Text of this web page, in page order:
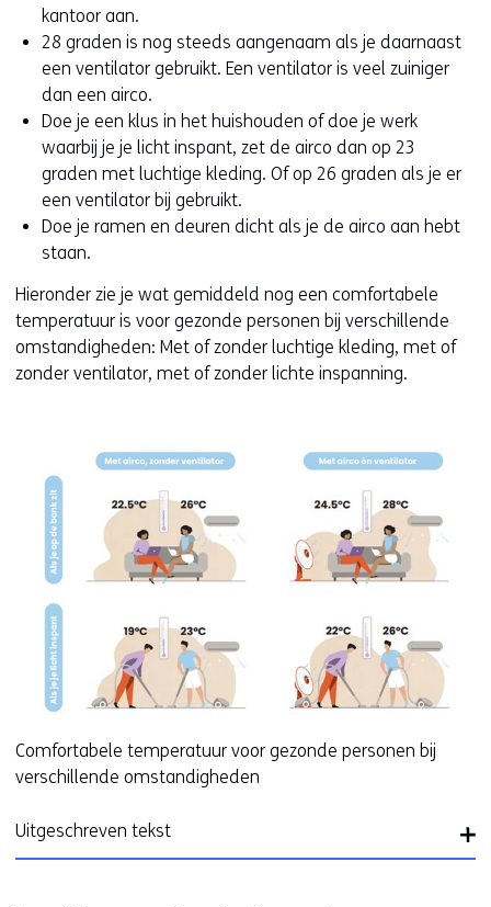
v
e
r
w
i
s
t
n
r
e
e
n
d
r
s
i
t
)
kantoor aan.
28 graden is nog steeds aangenaam als je daarnaast
een ventilator gebruikt. Een ventilator is veel zuiniger
dan een airco.
Doe je een klus in het huishouden of doe je werk
waarbij je je licht inspant, zet de airco dan op 23
graden met luchtige kleding. Of op 26 graden als je er
een ventilator bij gebruikt.
Doe je ramen en deuren dicht als je de airco aan hebt
staan.
Hieronder zie je wat gemiddeld nog een comfortabele
temperatuur is voor gezonde personen bij verschillende
omstandigheden: Met of zonder luchtige kleding, met of
zonder ventilator, met of zonder lichte inspanning.
Comfortabele temperatuur voor gezonde personen bij
verschillende omstandigheden
Uitgeschreven tekst